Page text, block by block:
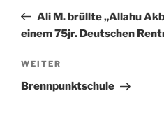
Beitrag
Ali M. brüllte „Allahu
einem 75jr. Deutschen
Nächster
Beitrag
WEITER
Brennpunktschule